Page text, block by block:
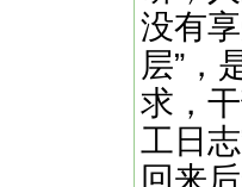
没有
层”，
求，
工日
回来